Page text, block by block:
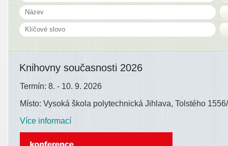
Knihovny současnosti 2026
Termín: 8. - 10. 9. 2026
Místo: Vysoká škola polytechnická Jihlava, Tolstého
Více informací